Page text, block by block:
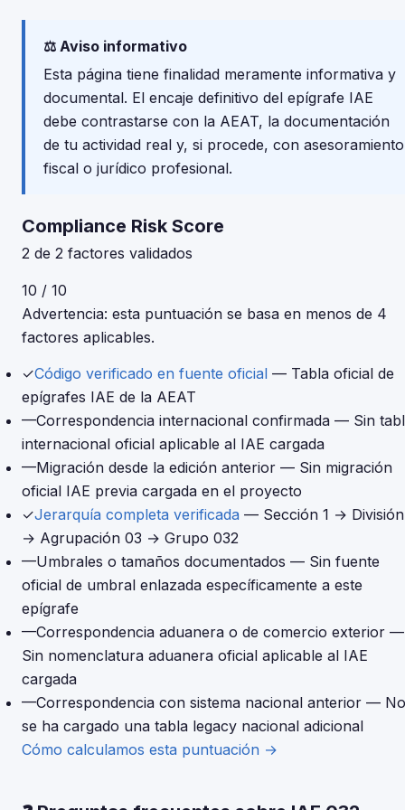
⚖️ Aviso informativo
Esta página tiene finalidad meramente informativa y
documental. El encaje definitivo del epígrafe IAE
debe contrastarse con la AEAT, la documentación
de tu actividad real y, si procede, con asesoramiento
fiscal o jurídico profesional.
Compliance Risk Score
2 de 2 factores validados
10 / 10
Advertencia: esta puntuación se basa en menos de 4
factores aplicables.
✓Código verificado en fuente oficial — Tabla oficial de
epígrafes IAE de la AEAT
—Correspondencia internacional confirmada — Sin
internacional oficial aplicable al IAE cargada
—Migración desde la edición anterior — Sin migración
oficial IAE previa cargada en el proyecto
✓Jerarquía completa verificada — Sección 1 →
→ Agrupación 03 → Grupo 032
—Umbrales o tamaños documentados — Sin fuente
oficial de umbral enlazada específicamente a este
epígrafe
—Correspondencia aduanera o de comercio exterior —
Sin nomenclatura aduanera oficial aplicable al IAE
cargada
—Correspondencia con sistema nacional anterior — No
se ha cargado una tabla legacy nacional adicional
Cómo calculamos esta puntuación →